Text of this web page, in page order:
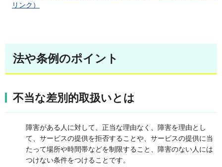
リンク）
法や条例のポイント
不当な差別的取扱いとは
障害がある人に対して、正当な理由なく、障害を理由とし
て、サービスの提供を拒否することや、サービスの提供に当
たって場所や時間帯などを制限すること、障害のない人には
つけない条件をつけることです。